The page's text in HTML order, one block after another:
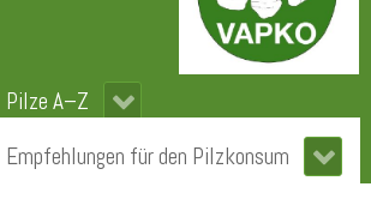
Pilze A–Z
Empfehlungen für den Pilzkonsum